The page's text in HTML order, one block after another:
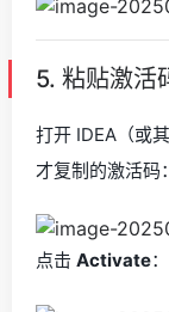
5. 粘贴激活
打开 IDEA（或
才复制的激活码：
点击 Activate：